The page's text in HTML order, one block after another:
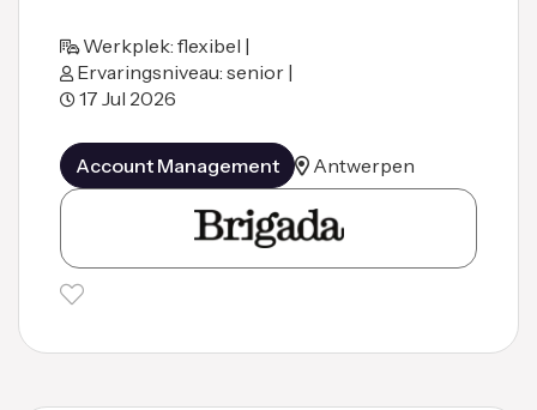
Werkplek: flexibel |
Ervaringsniveau: senior |
17 Jul 2026
Account Management Antwerpen